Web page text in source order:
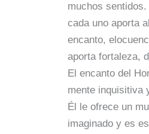
muchos
cada uno aporta
encanto,
aporta fortaleza,
El encanto del
mente inquisitiva
Él le ofrece un
imaginado y es